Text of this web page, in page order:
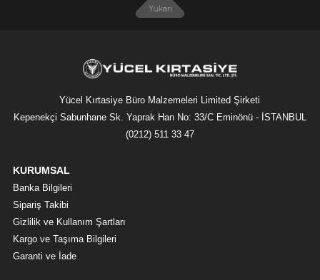
Yücel Kırtasiye Büro Malzemeleri Limited Şirketi
Kepenekçi Sabunhane Sk. Yaprak Han No: 33/C Eminönü - İSTANBUL
(0212) 511 33 47
KURUMSAL
Banka Bilgileri
Sipariş Takibi
Gizlilik ve Kullanım Şartları
Kargo ve Taşıma Bilgileri
Garanti ve İade